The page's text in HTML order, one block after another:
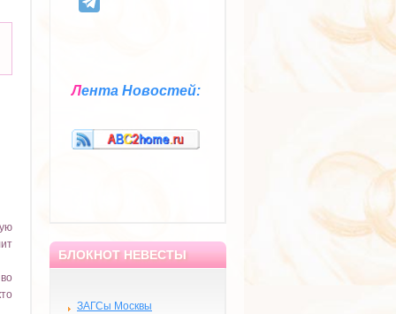
Лента Новостей:
БЛОКНОТ НЕВЕСТЫ
ЗАГСы Москвы